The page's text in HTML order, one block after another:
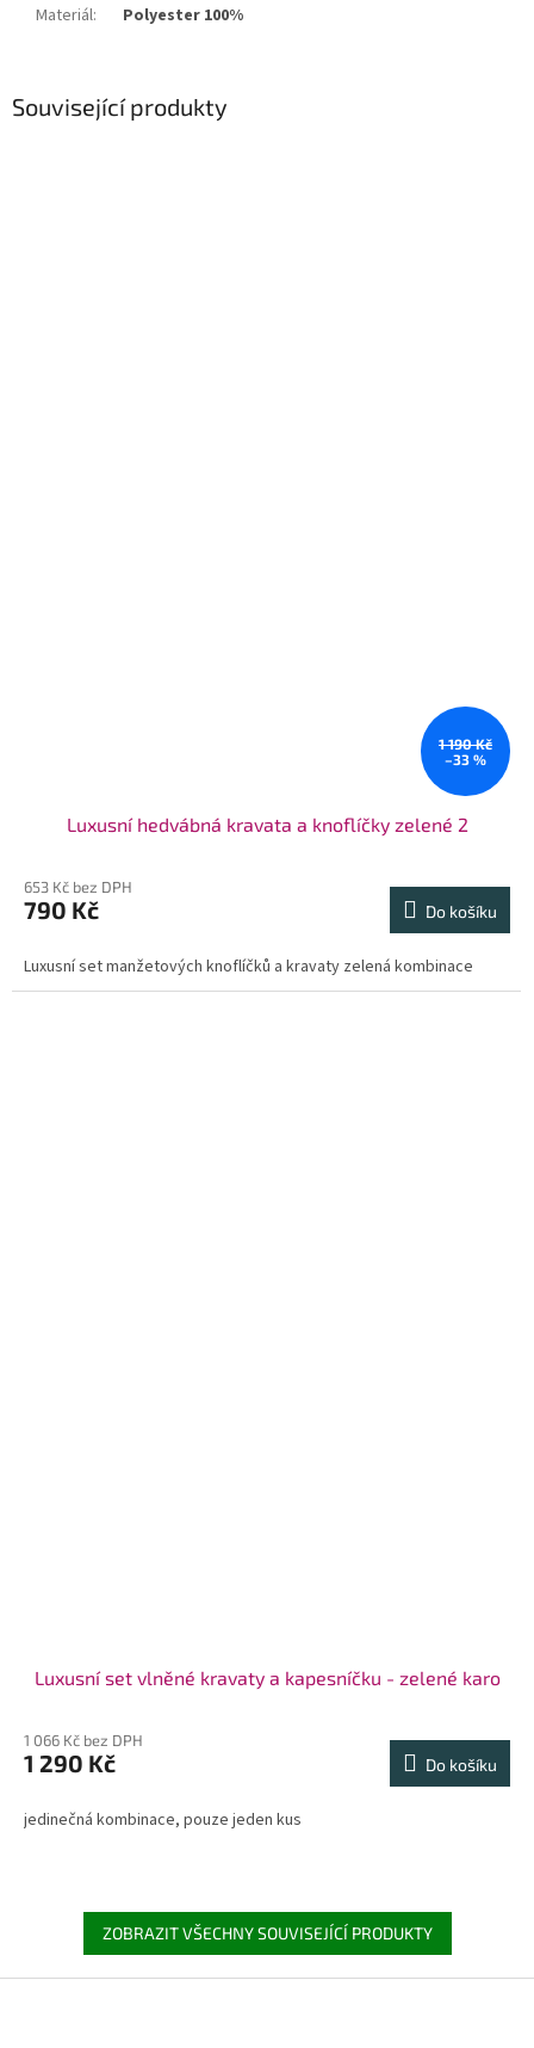
Související produkty
1 190 Kč
–33 %
Luxusní hedvábná kravata a knoflíčky zelené 2
653 Kč bez DPH
790 Kč Do košíku
Luxusní set manžetových knoflíčků a kravaty zelená kombinace
Luxusní set vlněné kravaty a kapesníčku - zelené karo
1 066 Kč bez DPH
1 290 Kč Do košíku
jedinečná kombinace, pouze jeden kus
ZOBRAZIT VŠECHNY SOUVISEJÍCÍ PRODUKTY
Materiál: Polyester 100%